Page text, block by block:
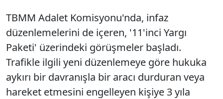
TBMM Adalet Komisyonu'nda, infaz
düzenlemelerini de içeren, '11'inci Yargı
Paketi' üzerindeki görüşmeler başladı.
Trafikle ilgili yeni düzenlemeye göre hukuka
aykırı bir davranışla bir aracı durduran veya
hareket etmesini engelleyen kişiye 3 yıla